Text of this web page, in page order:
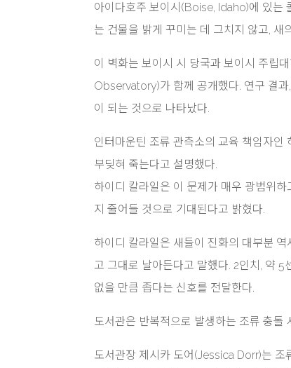
아이다호주 보이시(Boise, Idaho)에 있는
는 건물을 밝게 꾸미는 데 그치지 않고, 새
이 벽화는 보이시 시 당국과 보이시 주립
Observatory)가 함께 공개했다. 연구 결
이 되는 것으로 나타났다.
인터마운틴 조류 관측소의 교육 책임자인
부딪혀 죽는다고 설명했다.
하이디 칼라일은 이 문제가 매우 광범위
지 줄어들 것으로 기대된다고 밝혔다.
하이디 칼라일은 새들이 진화의 대부분
고 그대로 날아든다고 말했다. 2인치, 약
없을 만큼 좁다는 신호를 전달한다.
도서관은 반복적으로 발생하는 조류 충돌
도서관장 제시카 도어(Jessica Dorr)는 조